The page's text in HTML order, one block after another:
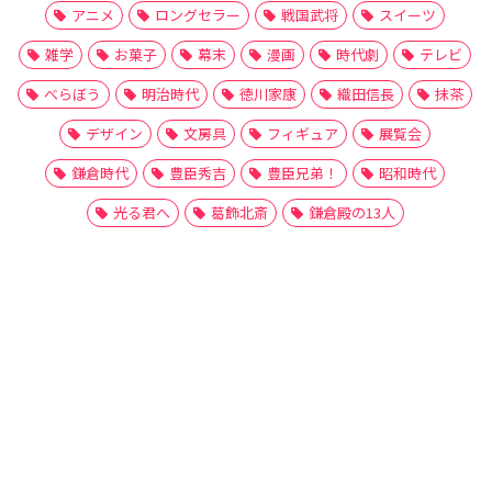
アニメ
ロングセラー 戦国武将
スイーツ
雑学
お菓子 幕末 漫画 時代劇
テレビ
べらぼう
明治時代 徳川家康 織田信長
抹茶
デザイン
文房具 フィギュア
展覧会
鎌倉時代
豊臣秀吉 豊臣兄弟！
昭和時代
光る君へ
葛飾北斎 鎌倉殿の13人